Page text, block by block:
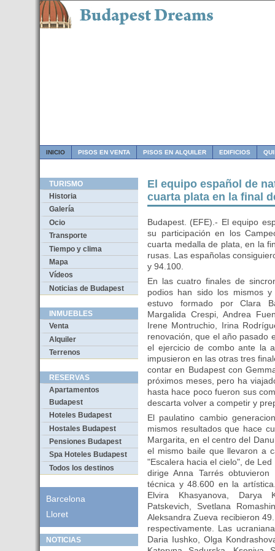
INICIO PISOS EN VENTA PISOS EN ALQUILER EDIFICIOS
TURISMO
Historia
Galería
Ocio
Transporte
Tiempo y clima
Mapa
Vídeos
Noticias de Budapest
INMUEBLES
Venta
Alquiler
Terrenos
RESERVAS
Apartamentos
Budapest
Hoteles Budapest
Hostales Budapest
Pensiones Budapest
Spa Hoteles Budapest
Todos los destinos
Barcelona
Lloret
NOTICIAS
El equipo español de
cuarta plata en la final
Budapest. (EFE).- El equipo
su participación en los
cuarta medalla de plata, en la
rusas. Las españolas
y 94.100.
En las cuatro finales de
podios han sido los mismos
estuvo formado por Clara
Margalida Crespi, Andrea
Irene Montruchio, Irina
renovación, que el año pasado
el ejercicio de combo ante la
impusieron en las otras tres
contar en Budapest con
próximos meses, pero ha
hasta hace poco fueron sus
descarta volver a competir y
El paulatino cambio
mismos resultados que hace
Margarita, en el centro del
el mismo baile que llevaron a
"Escalera hacia el cielo", de
dirige Anna Tarrés
técnica y 48.600 en la
Elvira Khasyanova, Darya
Patskevich, Svetlana
Aleksandra Zueva recibieron
respectivamente. Las
Daria Iushko, Olga